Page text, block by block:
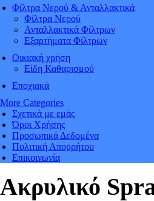
Φίλτρα Νερού & Ανταλλακτικά
Φίλτρα Νερού
Ανταλλακτικά Φίλτρων
Εξαρτήματα Φίλτρων
Οικιακή χρήση
Είδη Καθαρισμού
Εποχιακά
More Categories
Σχετικά με εμάς
Όροι Χρήσης
Προσωπικά Δεδομένα
Πολιτική Απορρήτου
Επικοινωνία
Ακρυλικό